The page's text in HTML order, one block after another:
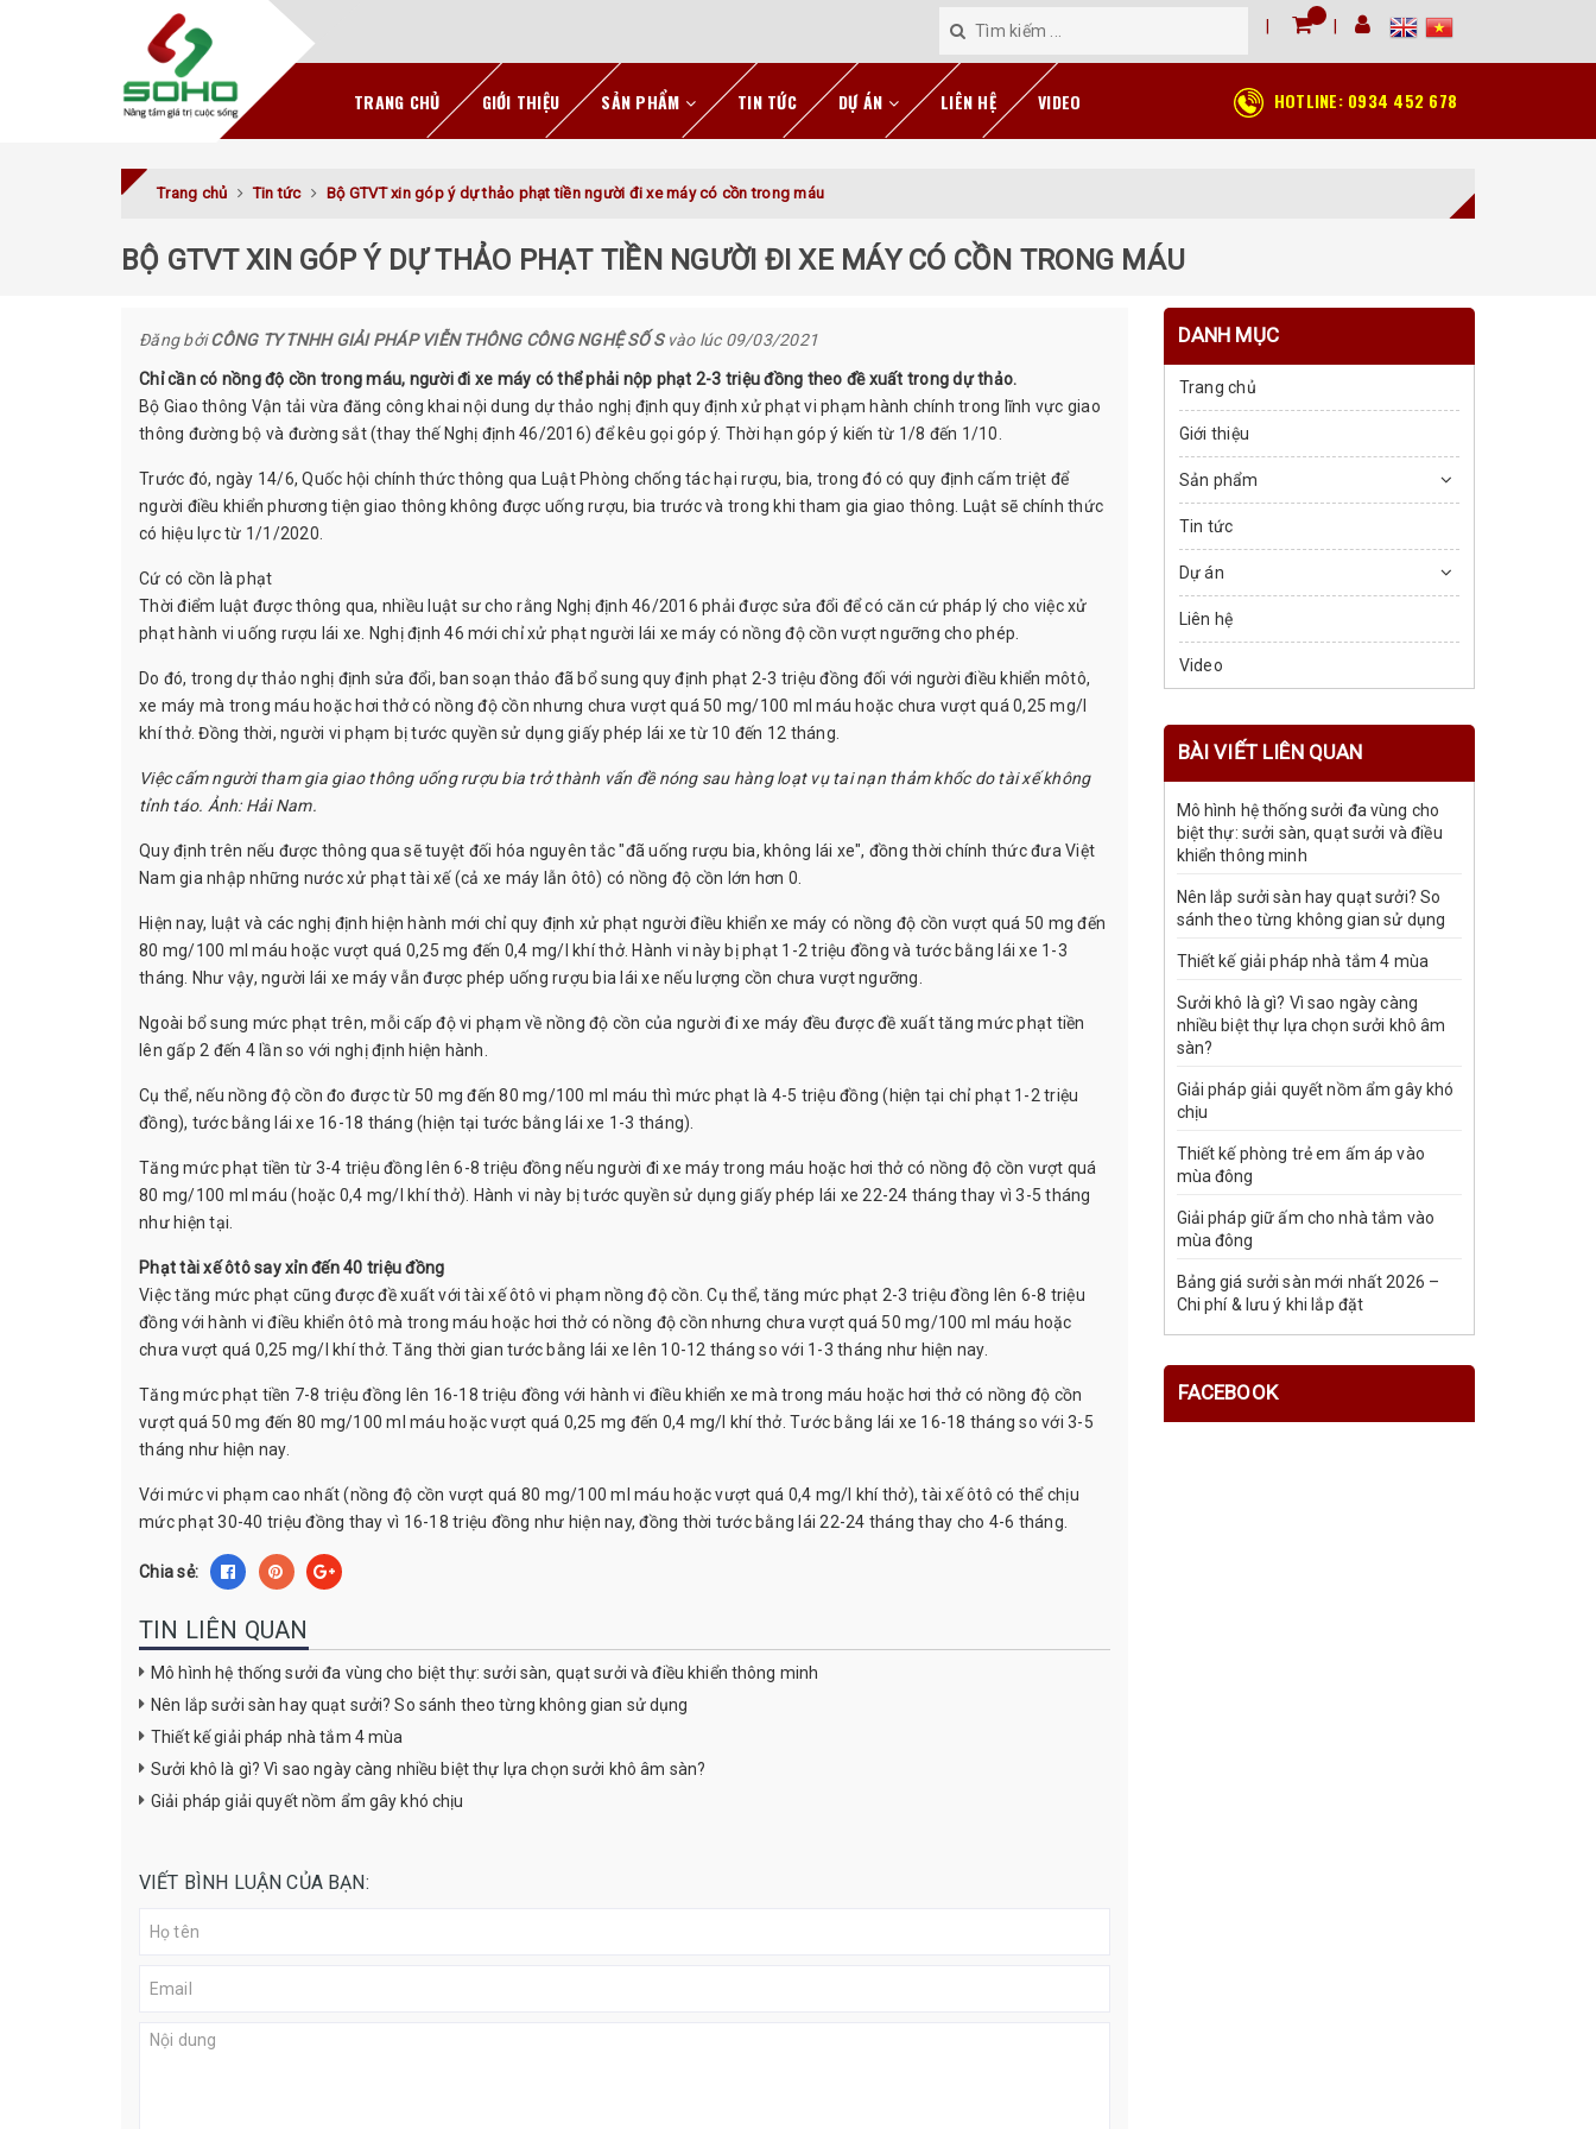
TRANG CHỦ GIỚI THIỆU SẢN PHẨM TIN TỨC DỰ ÁN LIÊN HỆ VIDEO HOTLINE: 0934 452 678
Trang chủ Tin tức Bộ GTVT xin góp ý dự thảo phạt tiền người đi xe máy có cồn trong máu
BỘ GTVT XIN GÓP Ý DỰ THẢO PHẠT TIỀN NGƯỜI ĐI XE MÁY CÓ CỒN TRONG MÁU
Đăng bởiCÔNG TY TNHH GIẢI PHÁP VIỄN THÔNG CÔNG NGHỆ SỐ Svào lúc 09/03/2021
Chỉ cần có nồng độ cồn trong máu, người đi xe máy có thể phải nộp phạt 2-3 triệu đồng theo đề xuất trong dự thảo.
Bộ Giao thông Vận tải vừa đăng công khai nội dung dự thảo nghị định quy định xử phạt vi phạm hành chính trong lĩnh vực giao
thông đường bộ và đường sắt (thay thế Nghị định 46/2016) để kêu gọi góp ý. Thời hạn góp ý kiến từ 1/8 đến 1/10.
Trước đó, ngày 14/6, Quốc hội chính thức thông qua Luật Phòng chống tác hại rượu, bia, trong đó có quy định cấm triệt để
người điều khiển phương tiện giao thông không được uống rượu, bia trước và trong khi tham gia giao thông. Luật sẽ chính thức
có hiệu lực từ 1/1/2020.
Cứ có cồn là phạt
Thời điểm luật được thông qua, nhiều luật sư cho rằng Nghị định 46/2016 phải được sửa đổi để có căn cứ pháp lý cho việc xử
phạt hành vi uống rượu lái xe. Nghị định 46 mới chỉ xử phạt người lái xe máy có nồng độ cồn vượt ngưỡng cho phép.
Do đó, trong dự thảo nghị định sửa đổi, ban soạn thảo đã bổ sung quy định phạt 2-3 triệu đồng đối với người điều khiển môtô,
xe máy mà trong máu hoặc hơi thở có nồng độ cồn nhưng chưa vượt quá 50 mg/100 ml máu hoặc chưa vượt quá 0,25 mg/l
khí thở. Đồng thời, người vi phạm bị tước quyền sử dụng giấy phép lái xe từ 10 đến 12 tháng.
Việc cấm người tham gia giao thông uống rượu bia trở thành vấn đề nóng sau hàng loạt vụ tai nạn thảm khốc do tài xế không
tỉnh táo. Ảnh: Hải Nam.
Quy định trên nếu được thông qua sẽ tuyệt đối hóa nguyên tắc "đã uống rượu bia, không lái xe", đồng thời chính thức đưa Việt
Nam gia nhập những nước xử phạt tài xế (cả xe máy lẫn ôtô) có nồng độ cồn lớn hơn 0.
Hiện nay, luật và các nghị định hiện hành mới chỉ quy định xử phạt người điều khiển xe máy có nồng độ cồn vượt quá 50 mg đến
80 mg/100 ml máu hoặc vượt quá 0,25 mg đến 0,4 mg/l khí thở. Hành vi này bị phạt 1-2 triệu đồng và tước bằng lái xe 1-3
tháng. Như vậy, người lái xe máy vẫn được phép uống rượu bia lái xe nếu lượng cồn chưa vượt ngưỡng.
Ngoài bổ sung mức phạt trên, mỗi cấp độ vi phạm về nồng độ cồn của người đi xe máy đều được đề xuất tăng mức phạt tiền
lên gấp 2 đến 4 lần so với nghị định hiện hành.
Cụ thể, nếu nồng độ cồn đo được từ 50 mg đến 80 mg/100 ml máu thì mức phạt là 4-5 triệu đồng (hiện tại chỉ phạt 1-2 triệu
đồng), tước bằng lái xe 16-18 tháng (hiện tại tước bằng lái xe 1-3 tháng).
Tăng mức phạt tiền từ 3-4 triệu đồng lên 6-8 triệu đồng nếu người đi xe máy trong máu hoặc hơi thở có nồng độ cồn vượt quá
80 mg/100 ml máu (hoặc 0,4 mg/l khí thở). Hành vi này bị tước quyền sử dụng giấy phép lái xe 22-24 tháng thay vì 3-5 tháng
như hiện tại.
Phạt tài xế ôtô say xỉn đến 40 triệu đồng
Việc tăng mức phạt cũng được đề xuất với tài xế ôtô vi phạm nồng độ cồn. Cụ thể, tăng mức phạt 2-3 triệu đồng lên 6-8 triệu
đồng với hành vi điều khiển ôtô mà trong máu hoặc hơi thở có nồng độ cồn nhưng chưa vượt quá 50 mg/100 ml máu hoặc
chưa vượt quá 0,25 mg/l khí thở. Tăng thời gian tước bằng lái xe lên 10-12 tháng so với 1-3 tháng như hiện nay.
Tăng mức phạt tiền 7-8 triệu đồng lên 16-18 triệu đồng với hành vi điều khiển xe mà trong máu hoặc hơi thở có nồng độ cồn
vượt quá 50 mg đến 80 mg/100 ml máu hoặc vượt quá 0,25 mg đến 0,4 mg/l khí thở. Tước bằng lái xe 16-18 tháng so với 3-5
tháng như hiện nay.
Với mức vi phạm cao nhất (nồng độ cồn vượt quá 80 mg/100 ml máu hoặc vượt quá 0,4 mg/l khí thở), tài xế ôtô có thể chịu
mức phạt 30-40 triệu đồng thay vì 16-18 triệu đồng như hiện nay, đồng thời tước bằng lái 22-24 tháng thay cho 4-6 tháng.
Chia sẻ:
TIN LIÊN QUAN
Mô hình hệ thống sưởi đa vùng cho biệt thự: sưởi sàn, quạt sưởi và điều khiển thông minh
Nên lắp sưởi sàn hay quạt sưởi? So sánh theo từng không gian sử dụng
Thiết kế giải pháp nhà tắm 4 mùa
Sưởi khô là gì? Vì sao ngày càng nhiều biệt thự lựa chọn sưởi khô âm sàn?
Giải pháp giải quyết nồm ẩm gây khó chịu
VIẾT BÌNH LUẬN CỦA BẠN:
DANH MỤC
Trang chủ
Giới thiệu
Sản phẩm
Tin tức
Dự án
Liên hệ
Video
BÀI VIẾT LIÊN QUAN
Mô hình hệ thống sưởi đa vùng cho
biệt thự: sưởi sàn, quạt sưởi và điều
khiển thông minh
Nên lắp sưởi sàn hay quạt sưởi? So
sánh theo từng không gian sử dụng
Thiết kế giải pháp nhà tắm 4 mùa
Sưởi khô là gì? Vì sao ngày càng
nhiều biệt thự lựa chọn sưởi khô âm
sàn?
Giải pháp giải quyết nồm ẩm gây khó
chịu
Thiết kế phòng trẻ em ấm áp vào
mùa đông
Giải pháp giữ ấm cho nhà tắm vào
mùa đông
Bảng giá sưởi sàn mới nhất 2026 –
Chi phí & lưu ý khi lắp đặt
FACEBOOK